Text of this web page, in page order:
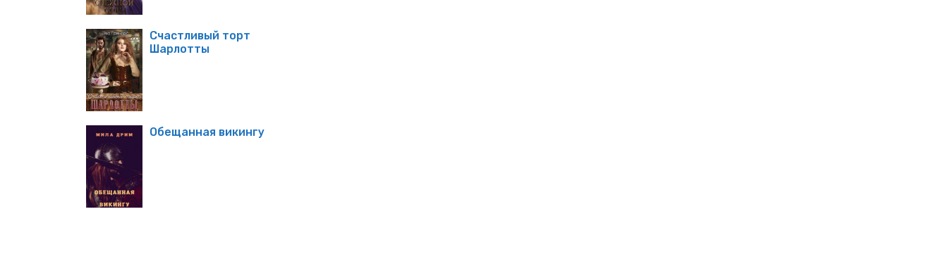
Счастливый торт
Шарлотты
Обещанная викингу